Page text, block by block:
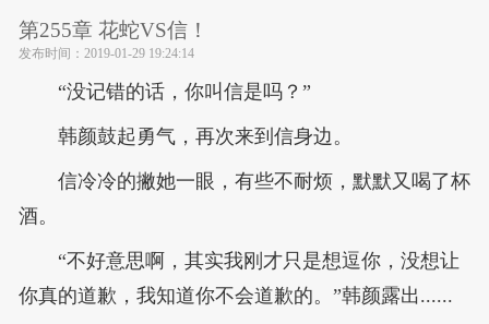
第255章 花蛇VS信！
发布时间： 2019-01-29 19:24:14
“没记错的话，你叫信是吗？”
韩颜鼓起勇气，再次来到信身边。
信冷冷的撇她一眼，有些不耐烦，默默又喝了杯
酒。
“不好意思啊，其实我刚才只是想逗你，没想让
你真的道歉，我知道你不会道歉的。”韩颜露出......